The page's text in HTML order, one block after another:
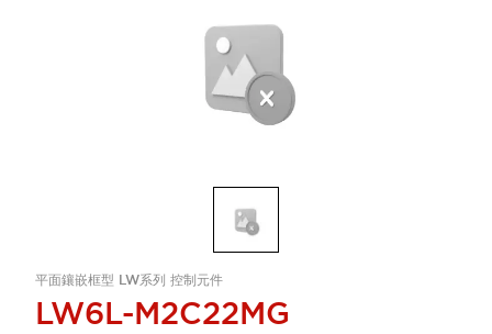
平面鑲嵌框型 LW系列 控制元件
LW6L-M2C22MG